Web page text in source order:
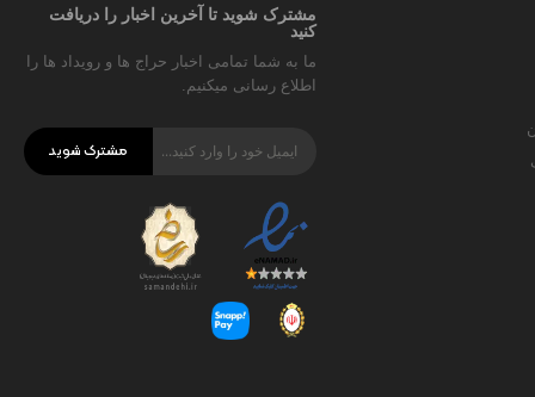
مشترک شوید تا آخرین اخبار را دریافت
کنید
ما به شما تمامی اخبار حراج ها و رویداد ها را
اطلاع رسانی میکنیم.
مشترک شوید